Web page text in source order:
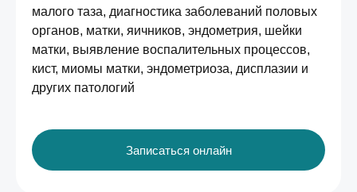
малого таза, диагностика заболеваний половых
органов, матки, яичников, эндометрия, шейки
матки, выявление воспалительных процессов,
кист, миомы матки, эндометриоза, дисплазии и
других патологий
Записаться онлайн